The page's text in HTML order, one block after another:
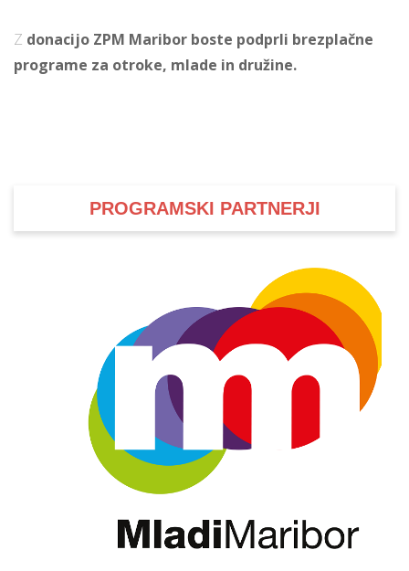
Z donacijo ZPM Maribor boste podprli brezplačne
programe za otroke, mlade in družine.
PROGRAMSKI PARTNERJI